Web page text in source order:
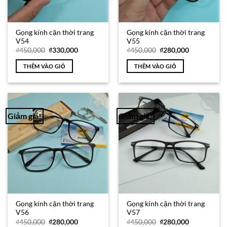
Gọng kính cận thời trang
V54
₫450,000 Giá
là:
₫450,000.
₫330,000Giá
THÊM VÀO GIỎ
Gọng kính cận thời trang
V55
₫450,000 Giá
là:
₫450,000.
₫280,000Giá
THÊM VÀO GIỎ
Giảm giá!
Add to
Wishlist
Gọng kính cận thời trang
V56
₫450,000 Giá
₫280,000Giá
Giảm giá!
Add to
Wishlist
Gọng kính cận thời trang
V57
₫450,000 Giá
₫280,000Giá